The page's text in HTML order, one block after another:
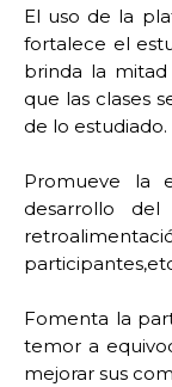
El uso de la
fortalece el
brinda la
que las clases
de lo estudiado.
Promueve la
desarrollo del
Fomenta la
temor a
mejorar sus